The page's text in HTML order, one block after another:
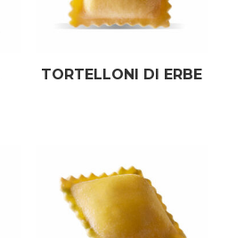
TORTELLONI DI ERBE